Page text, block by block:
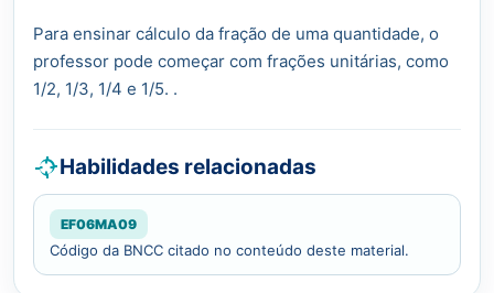
Para ensinar cálculo da fração de uma quantidade, o
professor pode começar com frações unitárias, como
1/2, 1/3, 1/4 e 1/5. .
Habilidades relacionadas
EF06MA09
Código da BNCC citado no conteúdo deste material.